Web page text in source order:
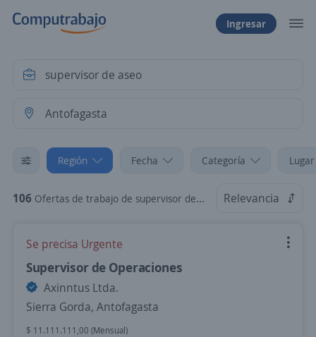
Ingresar
Región Fecha Categoría
106 Ofertas de trabajo de supervisor de aseo en Antofagasta Relevancia
Se precisa Urgente
Supervisor de Operaciones
Axinntus Ltda.
Sierra Gorda, Antofagasta
$ 11.111.111,00 (Mensual)